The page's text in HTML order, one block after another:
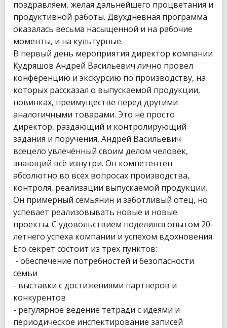
поздравляем, желая дальнейшего процветания и
продуктивной работы. Двухдневная программа
оказалась весьма насыщенной и на рабочие
моменты, и на культурные.
В первый день мероприятия директор компании
Кудряшов Андрей Васильевич лично провел
конференцию и экскурсию по производству, на
которых рассказал о выпускаемой продукции,
новинках, преимуществе перед другими
аналогичными товарами. Это не просто
директор, раздающий и контролирующий
задания и поручения, Андрей Васильевич
всецело увлечённый своим делом человек,
знающий всё изнутри. Он компетентен
абсолютно во всех вопросах производства,
контроля, реализации выпускаемой продукции.
Он примерный семьянин и заботливый отец, но
успевает реализовывать новые и новые
проекты. С удовольствием поделился опытом 20-
летнего успеха компании и успехом вдохновения.
Его секрет состоит из трех пунктов:
- обеспечение потребностей и безопасности
семьи
- выставки с достижениями партнеров и
конкурентов
- регулярное ведение тетради с идеями и
периодическое инспектирование записей